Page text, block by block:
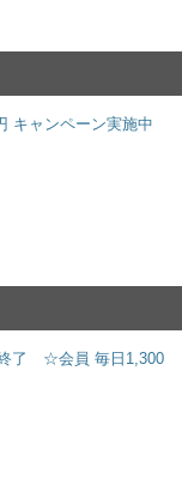
キャンペーン実施中
終了 ☆会員 毎日1,300